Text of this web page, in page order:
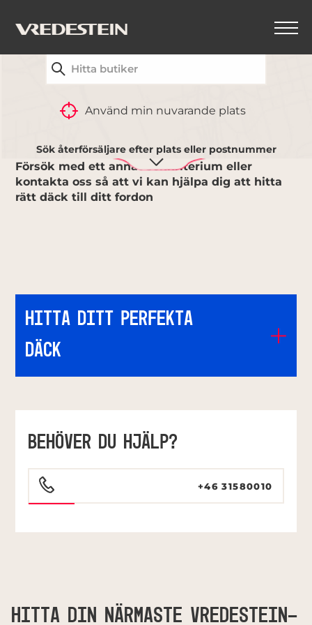
ÅTERFÖRSÄLJARE
Använd min nuvarande plats
Sök återförsäljare efter plats eller postnummer
TILLBAKA
INGA SÖKRESULTAT
Försök med ett annat sökkriterium eller
kontakta oss så att vi kan hjälpa dig att hitta
rätt däck till ditt fordon
Hitta ditt perfekta
däck
BEHÖVER DU HJÄLP?
+46 31580010
HITTA DIN NÄRMASTE VREDESTEIN-